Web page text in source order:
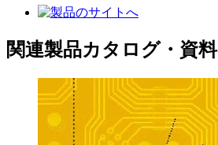
関連製品カタログ・資料